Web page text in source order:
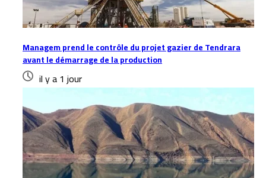
Managem prend le contrôle du projet gazier de Tendrara
avant le démarrage de la production
il y a 1 jour